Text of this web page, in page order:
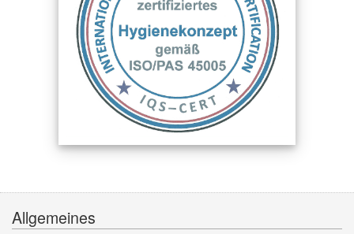
Allgemeines